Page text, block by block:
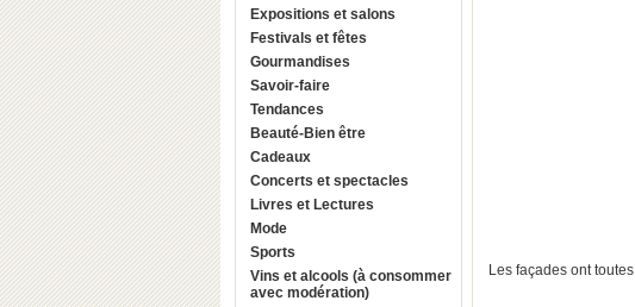
Expositions et salons
Festivals et fêtes
Gourmandises
Savoir-faire
Tendances
Beauté-Bien être
Cadeaux
Concerts et spectacles
Livres et Lectures
Mode
Sports
Vins et alcools (à consommer
avec modération)
Les façades ont